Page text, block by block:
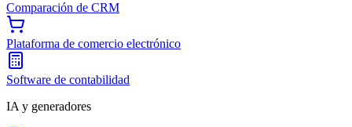
Comparación de CRM
Plataforma de comercio electrónico
Software de contabilidad
IA y generadores